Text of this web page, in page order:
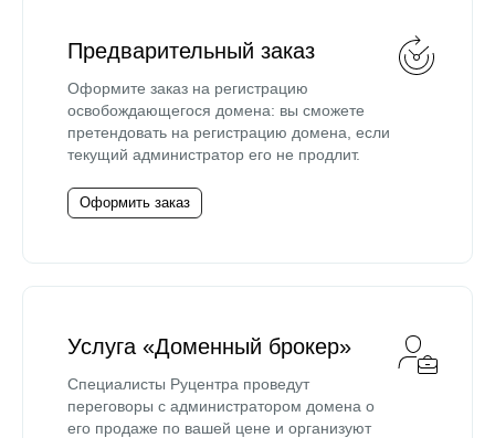
Предварительный заказ
Оформите заказ на регистрацию
освобождающегося домена: вы сможете
претендовать на регистрацию домена, если
текущий администратор его не продлит.
Оформить заказ
Услуга «Доменный брокер»
Специалисты Руцентра проведут
переговоры с администратором домена о
его продаже по вашей цене и организуют